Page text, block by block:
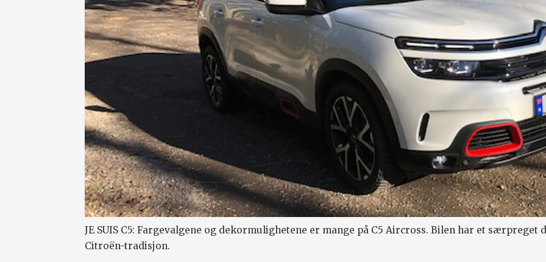
JE SUIS C5: Fargevalgene og dekormulighetene er mange på C5 Aircross. Bilen har et særpreget
Citroën-tradisjon.